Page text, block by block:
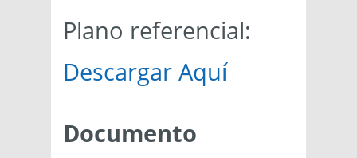
Plano referencial:
Descargar Aquí
Documento